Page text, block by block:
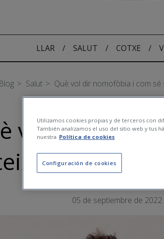
LLAR / SALUT / COTXE /
Blog Salut Què vol dir nomofòbia i com sé
vol dir
05 de septiembre de 2022
Utilizamos cookies propias y de terceros con
También analizamos el uso del sitio web y tus
nuestra Política de cookies
Configuración de cookies